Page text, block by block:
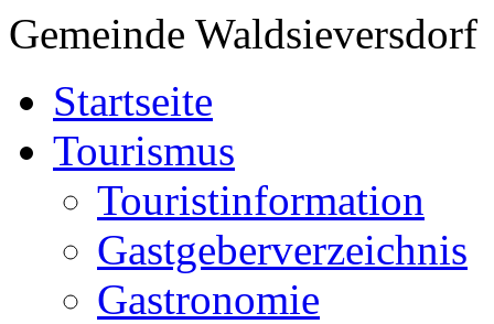
Gemeinde Waldsieversdorf
Startseite
Tourismus
Touristinformation
Gastgeberverzeichnis
Gastronomie